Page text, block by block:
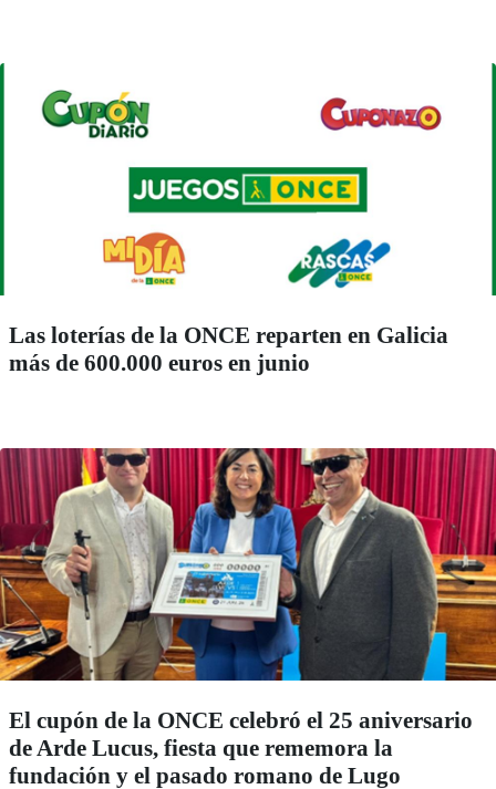
Las loterías de la ONCE reparten en Galicia
más de 600.000 euros en junio
El cupón de la ONCE celebró el 25 aniversario
de Arde Lucus, fiesta que rememora la
fundación y el pasado romano de Lugo